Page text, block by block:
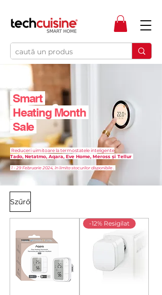
Smart
Heating Month
Sale
Reduceri uimitoare la termostatele inteligente
Tado, Netatmo, Aqara, Eve Home, Meross și Tellur
1 - 29 Februarie 2024, în limita stocurilor disponibile .
Szűrő
-12% Resigilat